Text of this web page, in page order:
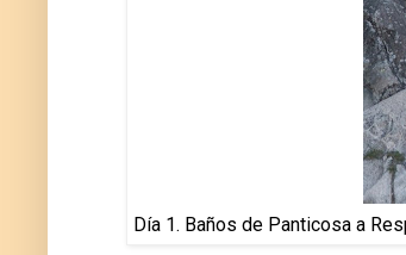
Día 1. Baños de Panticosa a